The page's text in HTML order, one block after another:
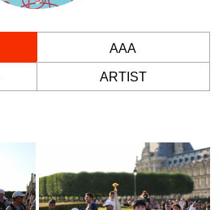
AAA
ARTIST